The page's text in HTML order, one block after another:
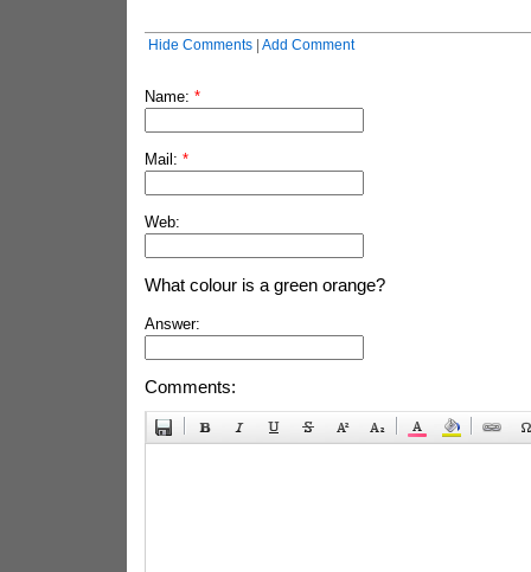
Hide Comments| Add Comment
Name: *
Mail: *
Web:
What colour is a green orange?
Answer:
Comments: